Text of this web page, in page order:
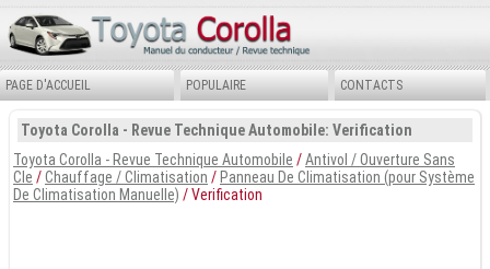
PAGE D'ACCUEIL POPULAIRE CONTACTS
Toyota Corolla - Revue Technique Automobile: Verification
Toyota Corolla - Revue Technique Automobile /Antivol / Ouverture Sans
Cle /Chauffage / Climatisation /Panneau De Climatisation (pour Système
De Climatisation Manuelle) / Verification